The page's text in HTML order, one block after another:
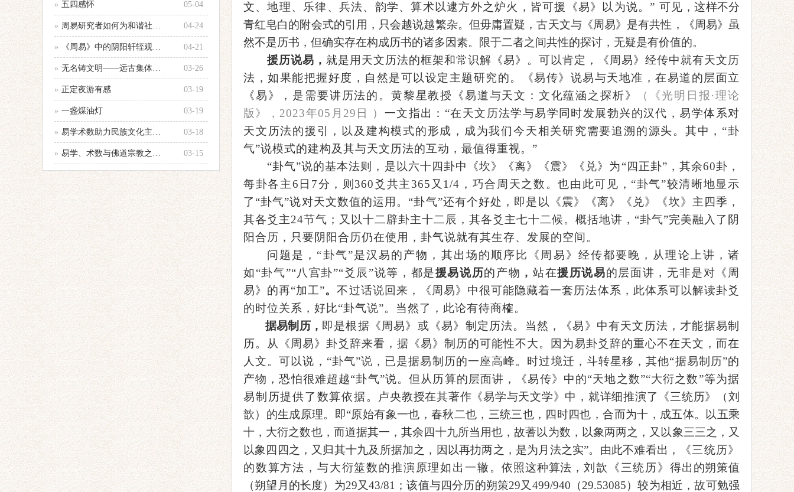
» 五四感怀 05-04
» 周易研究者如何为和谐社会建设服务的心 04-24
» 《周易》中的阴阳轩轾观念浅析——以十 04-21
» 无名铸文明——远古集体智慧的文化图腾 03-26
» 正定夜游有感 03-19
» 一盏煤油灯 03-19
» 易学术数助力民族文化主体性建设 03-18
» 易学、术数与佛道宗教之辨别 03-15
文、地理、乐律、兵法、韵学、算术以逮方外之炉火，皆可援《易》以为说。” 可见 ，这样不分
青红皂白的附会式的引用，只会越说越繁杂。但毋庸置疑，古天文与《周易》 是有共性，
《周易》虽
然不是历书，但确实存在构成历书的诸多因素。 限于二者之间共性的探讨，无疑是有价值的。
援历说易， 就是用天文历法的框架和常识解 《易》 。可以肯定，《周易》经传中就有天文历
法，如果能把握好度，自然是可以设定主题研究的。《易传》说易与天地准，在易道的层面立
《易》 ， 是需要讲历法的。黄黎星教授《易道与天文：文化蕴涵之探析》 （《光明日报 ·理论
版》，2023年05月29日 ） 一文指出： “在天文历法学与易学同时发展勃兴的汉代，易学体系对
天文历法的援引，以及建构模式的形成，成为我们今天相关研究需要追溯的源头。其中，“卦
气”说模式的建构及其与天文历法的互动，最值得重视。”
“卦气”说的基本法则，是以六十四卦中《坎》《离》《震》《兑》为“四正卦”，其余60卦，
每卦各主6日7分，则360爻共主365又1/4，巧合周天之数 。也由此可见， “卦气”较清晰地显示
了“卦气”说对天文数值的运用。“卦气”还有个好处，即是以《震》《离》《兑》《坎》主四季，
其各爻主24节气；又以十二辟卦主十二辰，其各爻主七十二候。概括地讲，“卦气”完美融入了阴
阳合历，只要阴阳合历仍在使用，卦气说就有其生存、发展的空间。
问题是， “卦气”是汉易的产物，其出场的顺序比《周易》经传都要晚，从理论上讲，诸
如“卦气”“八宫卦”“爻辰”说等，都是援易说历的产物 ， 站在援历说易的层面讲，无非是对《周
易》的再“加工”。不过话说回来，《周易》中很可能隐藏着一套历法体系， 此体系可以解读卦爻
的时位关系，好比“卦气说”。当然了，此论有待商榷。
据易制历， 即是根据《周易》或《易》制定历法。当然，《易》中有天文历法，才能据易制
历。从《周易》卦爻辞来看，据《易》制历的可能性不大。因为易卦爻辞的重心不在天文，而在
人文。可以说， “卦气”说，已是据易制历的一座高峰。时过境迁，斗转星移，其他“据易制历”的
产物，恐怕很难超越“卦气”说。但从历算的层面讲，《易传》中的“天地之数”“大衍之数”等为据
易制历提供了数算依据。
卢央教授在其著作《易学与天文学》中，就详细推演了《三统历》（刘
歆）的生成原理。即“原始有象一也，春秋二也，三统三也，四时四也，合而为十，成五体。以五乘
十，大衍之数也，而道据其一，其余四十九所当用也，故蓍以为数，以象两两之，又以象三三之，又
以象四四之，又归其十九及所据加之，因以再扐两之，是为月法之实”。 由此不难看出 ， 《三统历》
的数算方法，与大衍筮数的推演原理如出一辙。依照这种算法，刘歆《三统历》 得出的朔策值
（朔望月的长度）为29又43/81；该值与四分历的朔策29又499/940（29.53085）较为相近，故可勉强